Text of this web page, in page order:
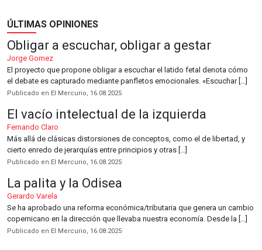
ÚLTIMAS OPINIONES
Obligar a escuchar, obligar a gestar
Jorge Gomez
El proyecto que propone obligar a escuchar el latido fetal denota cómo
el debate es capturado mediante panfletos emocionales. «Escuchar […]
Publicado en El Mercurio, 16.08.2025
El vacío intelectual de la izquierda
Fernando Claro
Más allá de clásicas distorsiones de conceptos, como el de libertad, y
cierto enredo de jerarquías entre principios y otras […]
Publicado en El Mercurio, 16.08.2025
La palita y la Odisea
Gerardo Varela
Se ha aprobado una reforma económica/tributaria que genera un cambio
copernicano en la dirección que llevaba nuestra economía. Desde la […]
Publicado en El Mercurio, 16.08.2025